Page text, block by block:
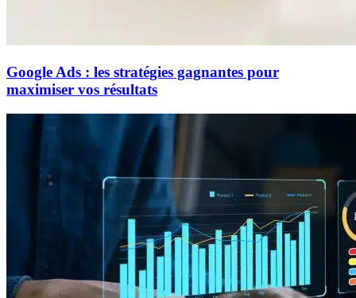
Google Ads : les stratégies gagnantes pour
maximiser vos résultats